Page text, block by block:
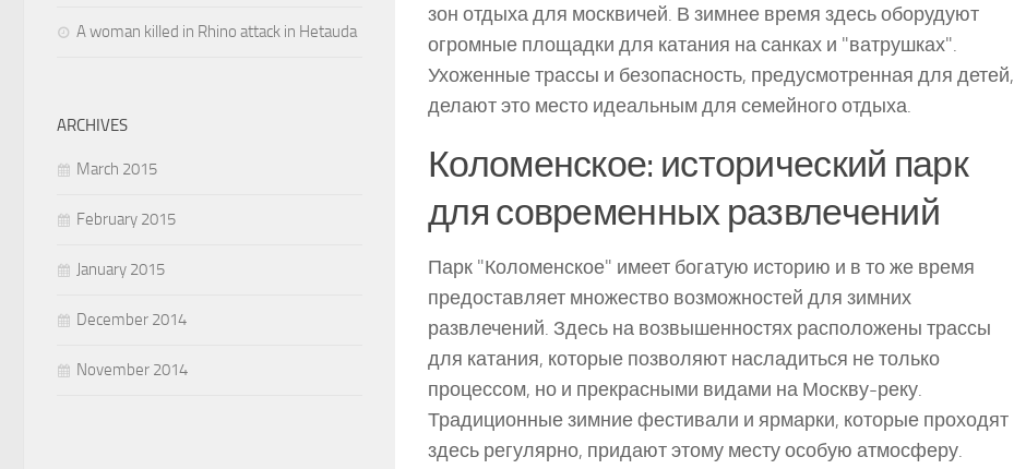
зон отдыха для москвичей. В зимнее время здесь оборудуют
огромные площадки для катания на санках и "ватрушках".
Ухоженные трассы и безопасность, предусмотренная для детей,
делают это место идеальным для семейного отдыха.
Коломенское: исторический парк
для современных развлечений
Парк "Коломенское" имеет богатую историю и в то же время
предоставляет множество возможностей для зимних
развлечений. Здесь на возвышенностях расположены трассы
для катания, которые позволяют насладиться не только
процессом, но и прекрасными видами на Москву-реку.
Традиционные зимние фестивали и ярмарки, которые проходят
здесь регулярно, придают этому месту особую атмосферу.
A woman killed in Rhino attack in Hetauda
ARCHIVES
March 2015
February 2015
January 2015
December 2014
November 2014